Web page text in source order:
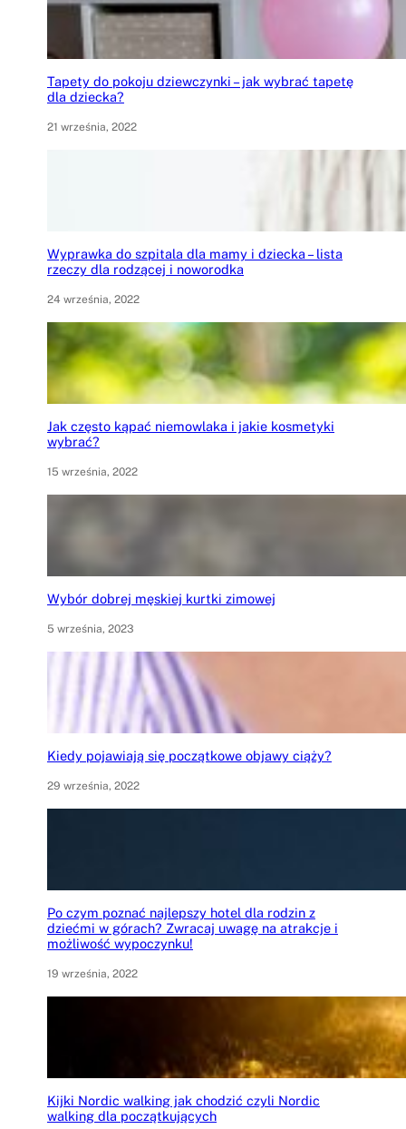
Tapety do pokoju dziewczynki – jak wybrać tapetę
dla dziecka?
21 września, 2022
Wyprawka do szpitala dla mamy i dziecka – lista
rzeczy dla rodzącej i noworodka
24 września, 2022
Jak często kąpać niemowlaka i jakie kosmetyki
wybrać?
15 września, 2022
Wybór dobrej męskiej kurtki zimowej
5 września, 2023
Kiedy pojawiają się początkowe objawy ciąży?
29 września, 2022
Po czym poznać najlepszy hotel dla rodzin z
dziećmi w górach? Zwracaj uwagę na atrakcje i
możliwość wypoczynku!
19 września, 2022
Kijki Nordic walking jak chodzić czyli Nordic
walking dla początkujących